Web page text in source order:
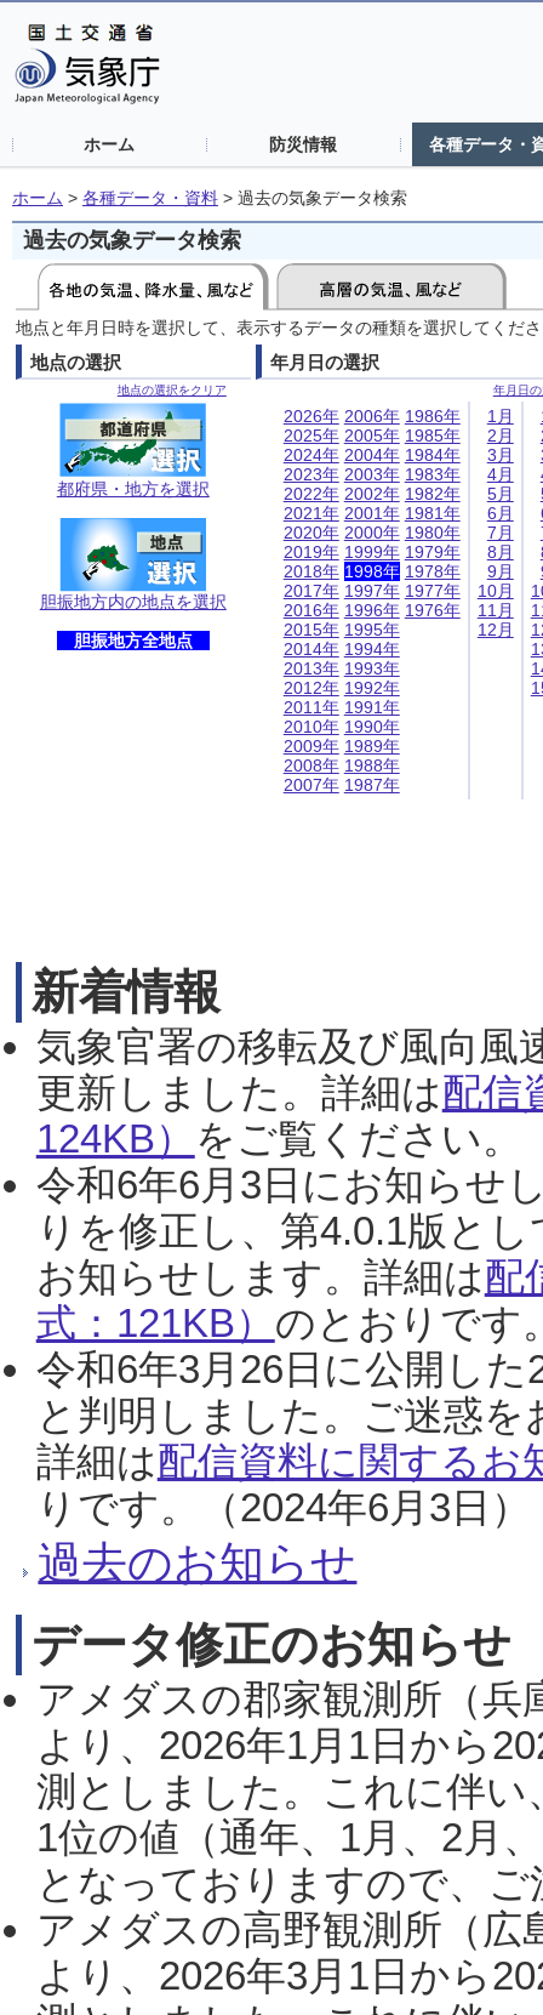
ホーム 防災情報 各種データ・
ホーム > 各種データ・資料 > 過去の気象データ検索
過去の気象データ検索
地点と年月日時を選択して、表示するデータの種類を選択してくだ
地点の選択
地点の選択をクリア
都府県・地方を選択
胆振地方内の地点を選択
胆振地方全地点
年月日の選択
年月日
2026年
2025年
2024年
2023年
2022年
2021年
2020年
2019年
2018年
2017年
2016年
2015年
2014年
2013年
2012年
2011年
2010年
2009年
2008年
2007年
2006年
2005年
2004年
2003年
2002年
2001年
2000年
1999年
1998年
1997年
1996年
1995年
1994年
1993年
1992年
1991年
1990年
1989年
1988年
1987年
1986年
1985年
1984年
1983年
1982年
1981年
1980年
1979年
1978年
1977年
1976年
1月
2月
3月
4月
5月
6月
7月
8月
9月
10月
11月
12月
新着情報
気象官署の移転及び風向風
更新しました。詳細は配信
124KB） をご覧ください。
令和6年6月3日にお知らせ
りを修正し、第4.0.1版と
お知らせします。詳細は配
式：121KB） のとおりです
令和6年3月26日に公開し
と判明しました。ご迷惑
詳細は配信資料に関するお
りです。（2024年6月3日）
過去のお知らせ
データ修正のお知らせ
アメダスの郡家観測所（
より、2026年1月1日から
測としました。これに伴い
1位の値（通年、1月、2月
となっておりますので、
アメダスの高野観測所（
より、2026年3月1日から